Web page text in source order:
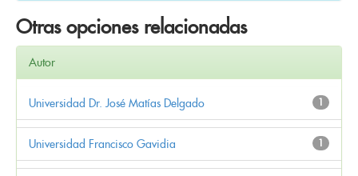
Otras opciones relacionadas
Autor
1
Universidad Dr. José Matías Delgado
1
Universidad Francisco Gavidia